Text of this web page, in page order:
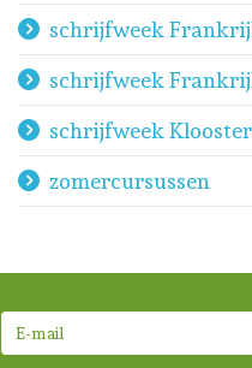
schrijfweek
schrijfweek
schrijfweek
zomercursussen